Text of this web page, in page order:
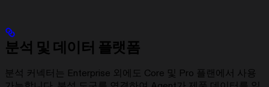
분석 및 데이터 플랫폼
분석 커넥터는 Enterprise 외에도 Core 및 Pro 플랜에서 사용